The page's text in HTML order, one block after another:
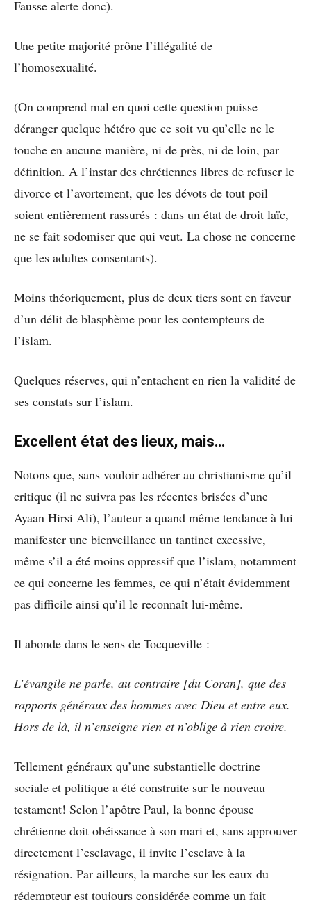
Fausse alerte donc).
Une petite majorité prône l’illégalité de
l’homosexualité.
(On comprend mal en quoi cette question puisse
déranger quelque hétéro que ce soit vu qu’elle ne le
touche en aucune manière, ni de près, ni de loin, par
définition. A l’instar des chrétiennes libres de refuser le
divorce et l’avortement, que les dévots de tout poil
soient entièrement rassurés : dans un état de droit laïc,
ne se fait sodomiser que qui veut. La chose ne concerne
que les adultes consentants).
Moins théoriquement, plus de deux tiers sont en faveur
d’un délit de blasphème pour les contempteurs de
l’islam.
Quelques réserves, qui n’entachent en rien la validité de
ses constats sur l’islam.
Excellent état des lieux, mais…
Notons que, sans vouloir adhérer au christianisme qu’il
critique (il ne suivra pas les récentes brisées d’une
Ayaan Hirsi Ali), l’auteur a quand même tendance à lui
manifester une bienveillance un tantinet excessive,
même s’il a été moins oppressif que l’islam, notamment
ce qui concerne les femmes, ce qui n’était évidemment
pas difficile ainsi qu’il le reconnaît lui-même.
Il abonde dans le sens de Tocqueville :
L’évangile ne parle, au contraire [du Coran], que des
rapports généraux des hommes avec Dieu et entre eux.
Hors de là, il n’enseigne rien et n’oblige à rien croire.
Tellement généraux qu’une substantielle doctrine
sociale et politique a été construite sur le nouveau
testament! Selon l’apôtre Paul, la bonne épouse
chrétienne doit obéissance à son mari et, sans approuver
directement l’esclavage, il invite l’esclave à la
résignation. Par ailleurs, la marche sur les eaux du
rédempteur est toujours considérée comme un fait